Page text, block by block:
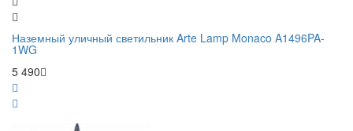
Наземный уличный светильник Arte Lamp Monaco A1496PA-
1WG
5 490